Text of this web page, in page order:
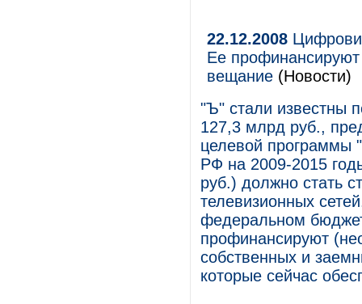
22.12.2008
Ее
вещание (Новости)
"Ъ" стали известны
127,3 млрд руб.,
целевой программы
РФ на 2009-2015
руб.) должно стать
телевизионных
федеральном
профинансируют
собственных и
которые сейчас